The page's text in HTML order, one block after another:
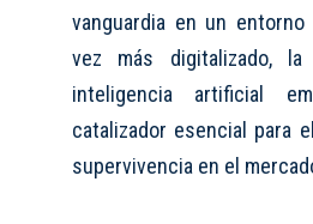
vanguardia en un entorno
vez más digitalizado,
inteligencia artificial
catalizador esencial para
supervivencia en el